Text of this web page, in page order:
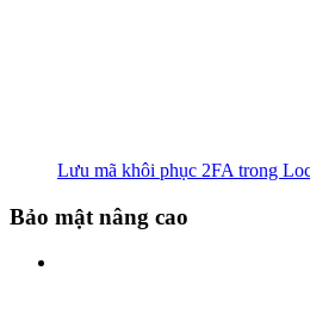
Lưu mã khôi phục 2FA trong
Bảo mật nâng cao